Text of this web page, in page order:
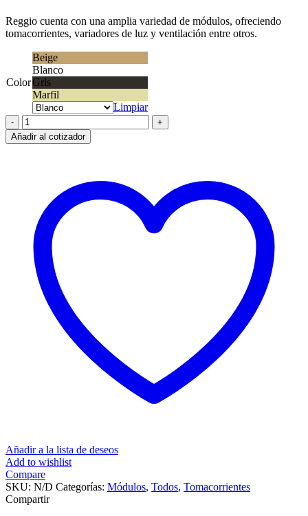
Reggio cuenta con una amplia variedad de módulos, ofreciendo
tomacorrientes, variadores de luz y ventilación entre otros.
Color
Beige
Blanco
Gris
Marfil
Limpiar
Módulo
Reggio
Std.
Añadir al cotizador
Añadir a la lista de deseos
Add to wishlist
Compare
SKU: N/D Categorías: Módulos, Todos, Tomacorrientes
Compartir